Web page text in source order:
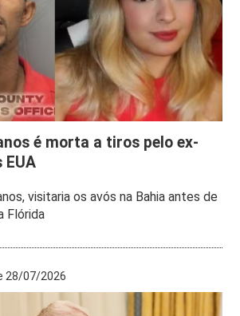
é morta a tiros pelo ex-
EUA
visitaria os avós na Bahia antes de
Flórida
28/07/2026